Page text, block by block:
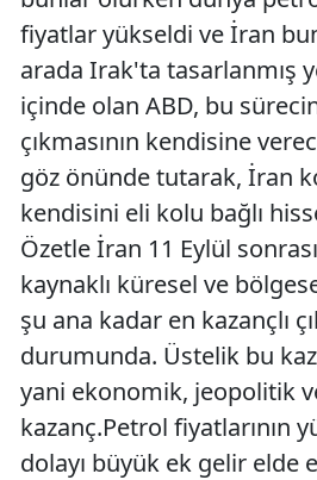
fiyatlar yükseldi ve İran
arada Irak'ta tasarlanmış
içinde olan ABD, bu
çıkmasının kendisine
göz önünde tutarak, İran
kendisini eli kolu bağlı
Özetle İran 11 Eylül
kaynaklı küresel ve
şu ana kadar en kazançlı
durumunda. Üstelik bu
yani ekonomik, jeopolitik
kazanç.Petrol fiyatlarının
dolayı büyük ek gelir elde